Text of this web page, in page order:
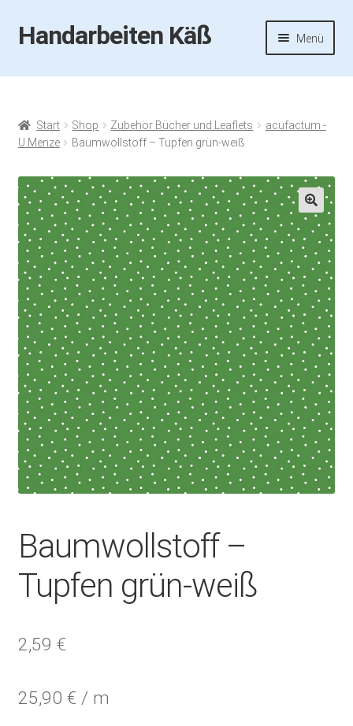
Zur
Navigation
Zum
Inhalt
Handarbeiten Käß Menü
Startseite
Aktuelles
Termine
Handarbeiten-Käß-Shop
Kasse
Mein Konto
Start Shop Zubehör Bücher und Leaflets
acufactum -
U.Menze
Baumwollstoff – Tupfen grün-weiß
🔍
Baumwollstoff –
Tupfen grün-weiß
2,59 €
25,90 € / m